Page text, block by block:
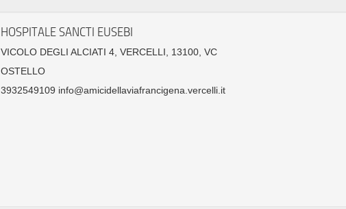
HOSPITALE SANCTI EUSEBI
VICOLO DEGLI ALCIATI 4, VERCELLI, 13100, VC
OSTELLO
3932549109 info@amicidellaviafrancigena.vercelli.it